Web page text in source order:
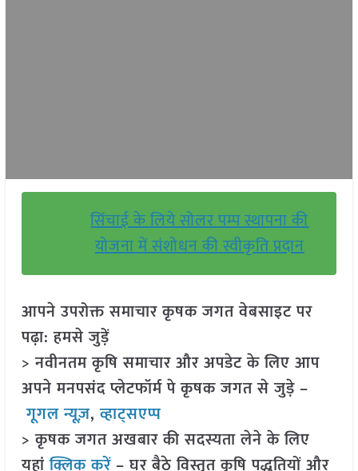
सिंचाई के लिये सोलर पम्प स्थापना की
योजना में संशोधन की स्वीकृति प्रदान
आपने उपरोक्त समाचार कृषक जगत वेबसाइट पर
पढ़ा: हमसे जुड़ें
> नवीनतम कृषि समाचार और अपडेट के लिए आप
अपने मनपसंद प्लेटफॉर्म पे कृषक जगत से जुड़े –
गूगल न्यूज़,व्हाट्सएप्प
> कृषक जगत अखबार की सदस्यता लेने के लिए